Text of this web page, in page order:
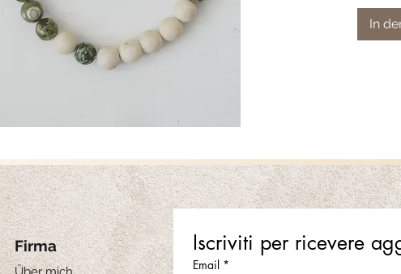
unici
In
Firma Iscriviti per ricevere
Email *